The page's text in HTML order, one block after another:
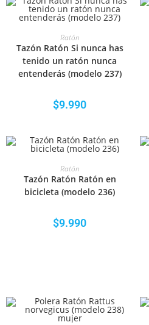
SELECCIONAR OPCIONES
Ratón
Tazón Ratón Si nunca has
tenido un ratón nunca
entenderás (modelo 237)
$9.990
SELECCIONAR OPCIONES
Ratón
Tazón Ratón Ratón en
bicicleta (modelo 236)
$9.990